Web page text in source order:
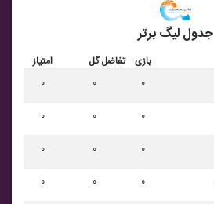
جدول لیگ برتر
بازی تفاضل گل
امتیاز
۰ ۰ ۰
۰ ۰ ۰
۰ ۰ ۰
۰ ۰ ۰